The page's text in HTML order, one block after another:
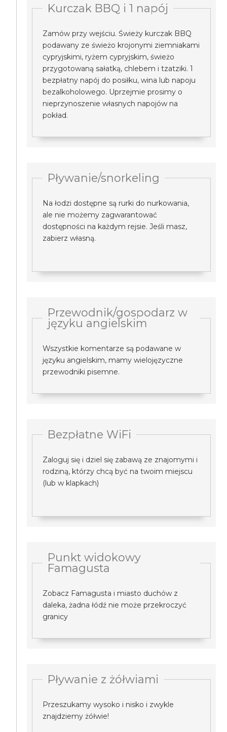
Kurczak BBQ i 1 napój
Zamów przy wejściu. Świeży kurczak BBQ
podawany ze świeżo krojonymi ziemniakami
cypryjskimi, ryżem cypryjskim, świeżo
przygotowaną sałatką, chlebem i tzatziki. 1
bezpłatny napój do posiłku, wina lub napoju
bezalkoholowego. Uprzejmie prosimy o
nieprzynoszenie własnych napojów na
pokład.
Pływanie/snorkeling
Na łodzi dostępne są rurki do nurkowania,
ale nie możemy zagwarantować
dostępności na każdym rejsie. Jeśli masz,
zabierz własną.
Przewodnik/gospodarz w
języku angielskim
Wszystkie komentarze są podawane w
języku angielskim, mamy wielojęzyczne
przewodniki pisemne.
Bezpłatne WiFi
Zaloguj się i dziel się zabawą ze znajomymi i
rodziną, którzy chcą być na twoim miejscu
(lub w klapkach)
Punkt widokowy
Famagusta
Zobacz Famagusta i miasto duchów z
daleka, żadna łódź nie może przekroczyć
granicy
Pływanie z żółwiami
Przeszukamy wysoko i nisko i zwykle
znajdziemy żółwie!